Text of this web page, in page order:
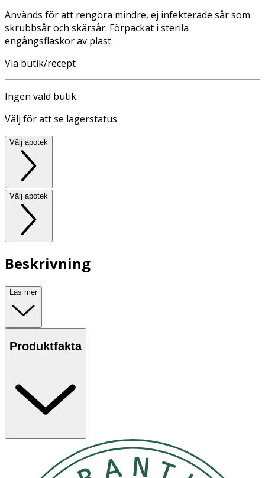
Används för att rengöra mindre, ej infekterade sår som
skrubbsår och skärsår. Förpackat i sterila
engångsflaskor av plast.
Via butik/recept
Ingen vald butik
Välj för att se lagerstatus
Välj apotek
Välj apotek
Beskrivning
Läs mer
Produktfakta